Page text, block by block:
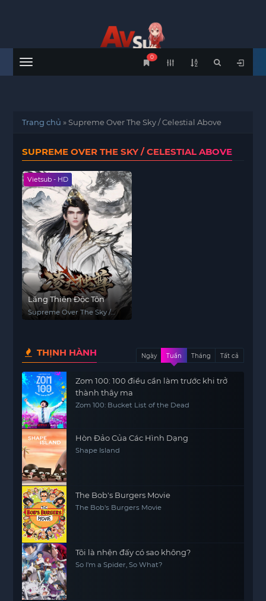
Menu
0
Trang chủ »Supreme Over The Sky / Celestial Above
SUPREME OVER THE SKY / CELESTIAL ABOVE
Vietsub - HD
Lăng Thiên Độc Tôn
Supreme Over The Sky /
THỊNH HÀNH Ngày Tuần Tháng Tất cả
Zom 100: 100 điều cần làm trước khi trở
thành thây ma
Zom 100: Bucket List of the Dead
Hòn Đảo Của Các Hình Dạng
Shape Island
The Bob's Burgers Movie
The Bob's Burgers Movie
Tôi là nhện đấy có sao không?
So I'm a Spider, So What?